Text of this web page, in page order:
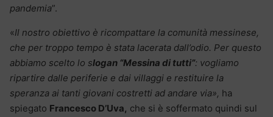
pandemia”.
«Il nostro obiettivo è ricompattare la comunità messinese,
che per troppo tempo è stata lacerata dall’odio. Per questo
abbiamo scelto lo slogan “Messina di tutti”: vogliamo
ripartire dalle periferie e dai villaggi e restituire la
speranza ai tanti giovani costretti ad andare via», ha
spiegato Francesco D’Uva, che si è soffermato quindi sul